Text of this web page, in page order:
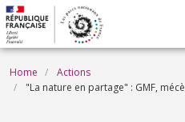
Skip to main content
Breadcrumb
Home
Actions
"La nature en partage" : GMF,